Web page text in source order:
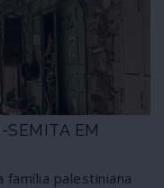
SEMITA EM
palestiniana